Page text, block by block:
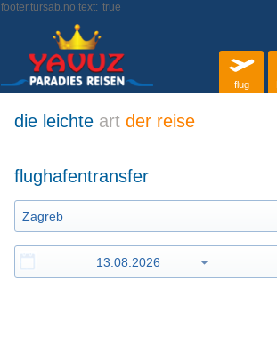
footer.tursab.no.text: true
flug
die leichte art der reise
flughafentransfer